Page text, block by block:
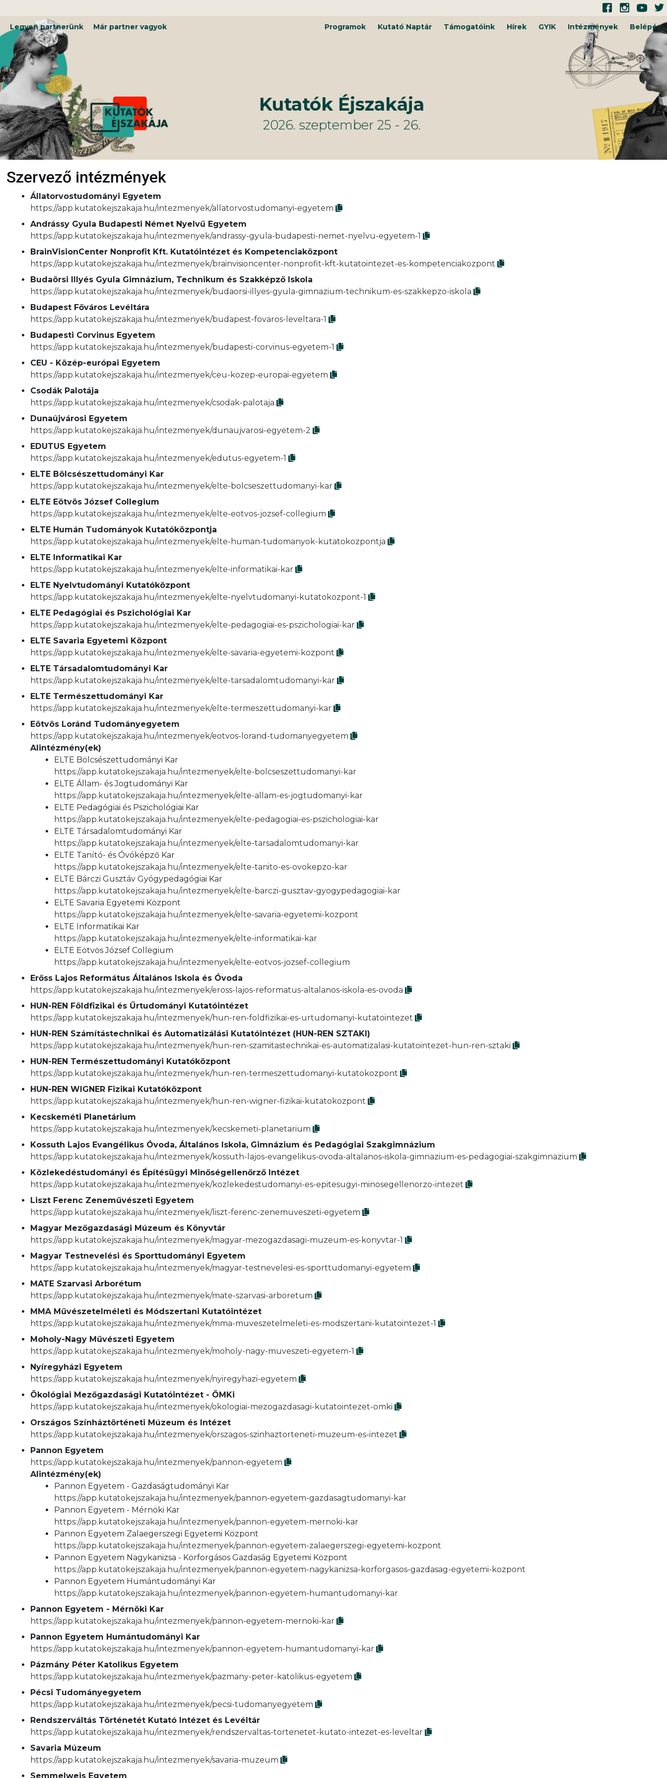
tartalomba
Legyen partnerünk Már partner vagyok Programok Kutató Naptár Támogatóink Hírek GYIK Intézmények Belépés
Kutatók Éjszakája
2026. szeptember 25 - 26.
Szervező intézmények
Állatorvostudományi Egyetem
https://app.kutatokejszakaja.hu/intezmenyek/allatorvostudomanyi-egyetem
Andrássy Gyula Budapesti Német Nyelvű Egyetem
https://app.kutatokejszakaja.hu/intezmenyek/andrassy-gyula-budapesti-nemet-nyelvu-egyetem-1
BrainVisionCenter Nonprofit Kft. Kutatóintézet és Kompetenciaközpont
https://app.kutatokejszakaja.hu/intezmenyek/brainvisioncenter-nonprofit-kft-kutatointezet-es-kompetenciakozpont
Budaörsi Illyés Gyula Gimnázium, Technikum és Szakképző Iskola
https://app.kutatokejszakaja.hu/intezmenyek/budaorsi-illyes-gyula-gimnazium-technikum-es-szakkepzo-iskola
Budapest Főváros Levéltára
https://app.kutatokejszakaja.hu/intezmenyek/budapest-fovaros-leveltara-1
Budapesti Corvinus Egyetem
https://app.kutatokejszakaja.hu/intezmenyek/budapesti-corvinus-egyetem-1
CEU - Közép-európai Egyetem
https://app.kutatokejszakaja.hu/intezmenyek/ceu-kozep-europai-egyetem
Csodák Palotája
https://app.kutatokejszakaja.hu/intezmenyek/csodak-palotaja
Dunaújvárosi Egyetem
https://app.kutatokejszakaja.hu/intezmenyek/dunaujvarosi-egyetem-2
EDUTUS Egyetem
https://app.kutatokejszakaja.hu/intezmenyek/edutus-egyetem-1
ELTE Bölcsészettudományi Kar
https://app.kutatokejszakaja.hu/intezmenyek/elte-bolcseszettudomanyi-kar
ELTE Eötvös József Collegium
https://app.kutatokejszakaja.hu/intezmenyek/elte-eotvos-jozsef-collegium
ELTE Humán Tudományok Kutatóközpontja
https://app.kutatokejszakaja.hu/intezmenyek/elte-human-tudomanyok-kutatokozpontja
ELTE Informatikai Kar
https://app.kutatokejszakaja.hu/intezmenyek/elte-informatikai-kar
ELTE Nyelvtudományi Kutatóközpont
https://app.kutatokejszakaja.hu/intezmenyek/elte-nyelvtudomanyi-kutatokozpont-1
ELTE Pedagógiai és Pszichológiai Kar
https://app.kutatokejszakaja.hu/intezmenyek/elte-pedagogiai-es-pszichologiai-kar
ELTE Savaria Egyetemi Központ
https://app.kutatokejszakaja.hu/intezmenyek/elte-savaria-egyetemi-kozpont
ELTE Társadalomtudományi Kar
https://app.kutatokejszakaja.hu/intezmenyek/elte-tarsadalomtudomanyi-kar
ELTE Természettudományi Kar
https://app.kutatokejszakaja.hu/intezmenyek/elte-termeszettudomanyi-kar
Eötvös Loránd Tudományegyetem
https://app.kutatokejszakaja.hu/intezmenyek/eotvos-lorand-tudomanyegyetem
Alintézmény(ek)
ELTE Bölcsészettudományi Kar
https://app.kutatokejszakaja.hu/intezmenyek/elte-bolcseszettudomanyi-kar
ELTE Állam- és Jogtudományi Kar
https://app.kutatokejszakaja.hu/intezmenyek/elte-allam-es-jogtudomanyi-kar
ELTE Pedagógiai és Pszichológiai Kar
https://app.kutatokejszakaja.hu/intezmenyek/elte-pedagogiai-es-pszichologiai-kar
ELTE Társadalomtudományi Kar
https://app.kutatokejszakaja.hu/intezmenyek/elte-tarsadalomtudomanyi-kar
ELTE Tanító- és Óvóképző Kar
https://app.kutatokejszakaja.hu/intezmenyek/elte-tanito-es-ovokepzo-kar
ELTE Bárczi Gusztáv Gyógypedagógiai Kar
https://app.kutatokejszakaja.hu/intezmenyek/elte-barczi-gusztav-gyogypedagogiai-kar
ELTE Savaria Egyetemi Központ
https://app.kutatokejszakaja.hu/intezmenyek/elte-savaria-egyetemi-kozpont
ELTE Informatikai Kar
https://app.kutatokejszakaja.hu/intezmenyek/elte-informatikai-kar
ELTE Eötvös József Collegium
https://app.kutatokejszakaja.hu/intezmenyek/elte-eotvos-jozsef-collegium
Erőss Lajos Református Általános Iskola és Óvoda
https://app.kutatokejszakaja.hu/intezmenyek/eross-lajos-reformatus-altalanos-iskola-es-ovoda
HUN-REN Földfizikai és Űrtudományi Kutatóintézet
https://app.kutatokejszakaja.hu/intezmenyek/hun-ren-foldfizikai-es-urtudomanyi-kutatointezet
HUN-REN Számítástechnikai és Automatizálási Kutatóintézet (HUN-REN SZTAKI)
https://app.kutatokejszakaja.hu/intezmenyek/hun-ren-szamitastechnikai-es-automatizalasi-kutatointezet-hun-ren-sztaki
HUN-REN Természettudományi Kutatóközpont
https://app.kutatokejszakaja.hu/intezmenyek/hun-ren-termeszettudomanyi-kutatokozpont
HUN-REN WIGNER Fizikai Kutatóközpont
https://app.kutatokejszakaja.hu/intezmenyek/hun-ren-wigner-fizikai-kutatokozpont
Kecskeméti Planetárium
https://app.kutatokejszakaja.hu/intezmenyek/kecskemeti-planetarium
Kossuth Lajos Evangélikus Óvoda, Általános Iskola, Gimnázium és Pedagógiai Szakgimnázium
https://app.kutatokejszakaja.hu/intezmenyek/kossuth-lajos-evangelikus-ovoda-altalanos-iskola-gimnazium-es-pedagogiai-szakgimnazium
Közlekedéstudományi és Építésügyi Minőségellenőrző Intézet
https://app.kutatokejszakaja.hu/intezmenyek/kozlekedestudomanyi-es-epitesugyi-minosegellenorzo-intezet
Liszt Ferenc Zeneművészeti Egyetem
https://app.kutatokejszakaja.hu/intezmenyek/liszt-ferenc-zenemuveszeti-egyetem
Magyar Mezőgazdasági Múzeum és Könyvtár
https://app.kutatokejszakaja.hu/intezmenyek/magyar-mezogazdasagi-muzeum-es-konyvtar-1
Magyar Testnevelési és Sporttudományi Egyetem
https://app.kutatokejszakaja.hu/intezmenyek/magyar-testnevelesi-es-sporttudomanyi-egyetem
MATE Szarvasi Arborétum
https://app.kutatokejszakaja.hu/intezmenyek/mate-szarvasi-arboretum
MMA Művészetelméleti és Módszertani Kutatóintézet
https://app.kutatokejszakaja.hu/intezmenyek/mma-muveszetelmeleti-es-modszertani-kutatointezet-1
Moholy-Nagy Művészeti Egyetem
https://app.kutatokejszakaja.hu/intezmenyek/moholy-nagy-muveszeti-egyetem-1
Nyíregyházi Egyetem
https://app.kutatokejszakaja.hu/intezmenyek/nyiregyhazi-egyetem
Ökológiai Mezőgazdasági Kutatóintézet - ÖMKi
https://app.kutatokejszakaja.hu/intezmenyek/okologiai-mezogazdasagi-kutatointezet-omki
Országos Színháztörténeti Múzeum és Intézet
https://app.kutatokejszakaja.hu/intezmenyek/orszagos-szinhaztorteneti-muzeum-es-intezet
Pannon Egyetem
https://app.kutatokejszakaja.hu/intezmenyek/pannon-egyetem
Alintézmény(ek)
Pannon Egyetem - Gazdaságtudományi Kar
https://app.kutatokejszakaja.hu/intezmenyek/pannon-egyetem-gazdasagtudomanyi-kar
Pannon Egyetem - Mérnöki Kar
https://app.kutatokejszakaja.hu/intezmenyek/pannon-egyetem-mernoki-kar
Pannon Egyetem Zalaegerszegi Egyetemi Központ
https://app.kutatokejszakaja.hu/intezmenyek/pannon-egyetem-zalaegerszegi-egyetemi-kozpont
Pannon Egyetem Nagykanizsa - Körforgásos Gazdaság Egyetemi Központ
https://app.kutatokejszakaja.hu/intezmenyek/pannon-egyetem-nagykanizsa-korforgasos-gazdasag-egyetemi-kozpont
Pannon Egyetem Humántudományi Kar
https://app.kutatokejszakaja.hu/intezmenyek/pannon-egyetem-humantudomanyi-kar
Pannon Egyetem - Mérnöki Kar
https://app.kutatokejszakaja.hu/intezmenyek/pannon-egyetem-mernoki-kar
Pannon Egyetem Humántudományi Kar
https://app.kutatokejszakaja.hu/intezmenyek/pannon-egyetem-humantudomanyi-kar
Pázmány Péter Katolikus Egyetem
https://app.kutatokejszakaja.hu/intezmenyek/pazmany-peter-katolikus-egyetem
Pécsi Tudományegyetem
https://app.kutatokejszakaja.hu/intezmenyek/pecsi-tudomanyegyetem
Rendszerváltás Történetét Kutató Intézet és Levéltár
https://app.kutatokejszakaja.hu/intezmenyek/rendszervaltas-tortenetet-kutato-intezet-es-leveltar
Savaria Múzeum
https://app.kutatokejszakaja.hu/intezmenyek/savaria-muzeum
Semmelweis Egyetem